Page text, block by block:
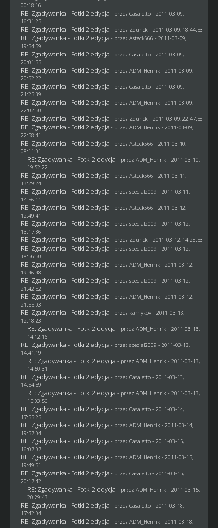
00:18:16
RE: Zgadywanka - Fotki 2 edycja - przez Casaletto- 2011-03-09,
16:31:25
RE: Zgadywanka - Fotki 2 edycja - przez Zdunek - 2011-03-09, 18:44:53
RE: Zgadywanka - Fotki 2 edycja - przez Asteck666 - 2011-03-09,
19:54:59
RE: Zgadywanka - Fotki 2 edycja - przez Casaletto- 2011-03-09,
20:01:55
RE: Zgadywanka - Fotki 2 edycja - przez ADM_Henrik - 2011-03-09,
20:52:22
RE: Zgadywanka - Fotki 2 edycja - przez Casaletto- 2011-03-09,
21:25:39
RE: Zgadywanka - Fotki 2 edycja - przez ADM_Henrik - 2011-03-09,
22:02:50
RE: Zgadywanka - Fotki 2 edycja - przez Zdunek - 2011-03-09, 22:47:58
RE: Zgadywanka - Fotki 2 edycja - przez ADM_Henrik - 2011-03-09,
22:58:41
RE: Zgadywanka - Fotki 2 edycja - przez Asteck666 - 2011-03-10,
08:11:01
RE: Zgadywanka - Fotki 2 edycja - przez ADM_Henrik - 2011-03-10,
19:52:22
RE: Zgadywanka - Fotki 2 edycja - przez Asteck666 - 2011-03-11,
13:29:24
RE: Zgadywanka - Fotki 2 edycja - przez specjal2009 - 2011-03-11,
14:56:11
RE: Zgadywanka - Fotki 2 edycja - przez Asteck666 - 2011-03-12,
12:49:41
RE: Zgadywanka - Fotki 2 edycja - przez specjal2009 - 2011-03-12,
13:17:36
RE: Zgadywanka - Fotki 2 edycja - przez Zdunek - 2011-03-12, 14:28:53
RE: Zgadywanka - Fotki 2 edycja - przez specjal2009 - 2011-03-12,
18:56:50
RE: Zgadywanka - Fotki 2 edycja - przez ADM_Henrik - 2011-03-12,
19:46:48
RE: Zgadywanka - Fotki 2 edycja - przez specjal2009 - 2011-03-12,
21:42:52
RE: Zgadywanka - Fotki 2 edycja - przez ADM_Henrik - 2011-03-12,
21:55:03
RE: Zgadywanka - Fotki 2 edycja - przez kamykov- 2011-03-13,
12:18:23
RE: Zgadywanka - Fotki 2 edycja - przez ADM_Henrik - 2011-03-13,
14:12:16
RE: Zgadywanka - Fotki 2 edycja - przez specjal2009 - 2011-03-13,
14:41:19
RE: Zgadywanka - Fotki 2 edycja - przez ADM_Henrik - 2011-03-13,
14:50:31
RE: Zgadywanka - Fotki 2 edycja - przez Casaletto- 2011-03-13,
14:54:59
RE: Zgadywanka - Fotki 2 edycja - przez ADM_Henrik - 2011-03-13,
15:03:56
RE: Zgadywanka - Fotki 2 edycja - przez Casaletto- 2011-03-14,
17:55:25
RE: Zgadywanka - Fotki 2 edycja - przez ADM_Henrik - 2011-03-14,
19:57:04
RE: Zgadywanka - Fotki 2 edycja - przez Casaletto- 2011-03-15,
16:07:07
RE: Zgadywanka - Fotki 2 edycja - przez ADM_Henrik - 2011-03-15,
19:49:51
RE: Zgadywanka - Fotki 2 edycja - przez Casaletto- 2011-03-15,
20:17:42
RE: Zgadywanka - Fotki 2 edycja - przez ADM_Henrik - 2011-03-15,
20:29:43
RE: Zgadywanka - Fotki 2 edycja - przez Casaletto- 2011-03-18,
17:42:04
RE: Zgadywanka - Fotki 2 edycja - przez ADM_Henrik - 2011-03-18,